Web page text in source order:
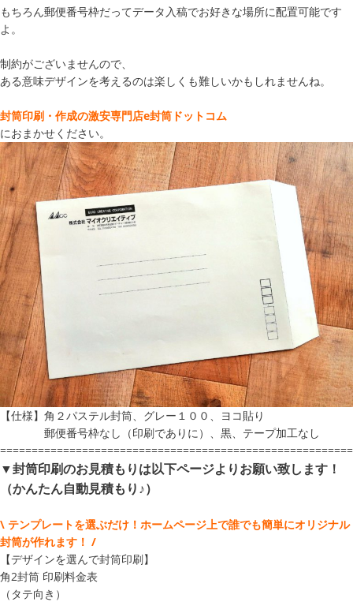
もちろん郵便番号枠だってデータ入稿でお好きな場所に配置可能です
よ。
制約がございませんので、
ある意味デザインを考えるのは楽しくも難しいかもしれませんね。
封筒印刷・作成の激安専門店e封筒ドットコム
におまかせください。
【仕様】角２パステル封筒、グレー１００、ヨコ貼り
郵便番号枠なし（印刷でありに）、黒、テープ加工なし
▼封筒印刷のお見積もりは以下ページよりお願い致します！
（かんたん自動見積もり♪）
\ テンプレートを選ぶだけ！ホームページ上で誰でも簡単にオリジナル
封筒が作れます！ /
【デザインを選んで封筒印刷】
角2封筒 印刷料金表
（タテ向き）